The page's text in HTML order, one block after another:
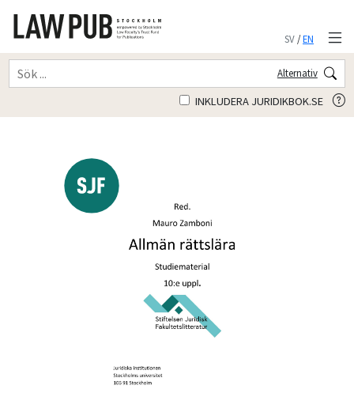
SV/EN
Alternativ
INKLUDERA JURIDIKBOK.SE